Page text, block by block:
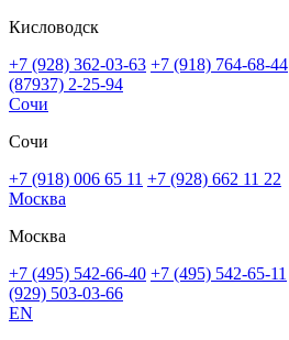
Кисловодск
+7 (928) 362-03-63 +7 (918) 764-68-44
(87937) 2-25-94
Сочи
Сочи
+7 (918) 006 65 11 +7 (928) 662 11 22
Москва
Москва
+7 (495) 542-66-40 +7 (495) 542-65-11
(929) 503-03-66
EN